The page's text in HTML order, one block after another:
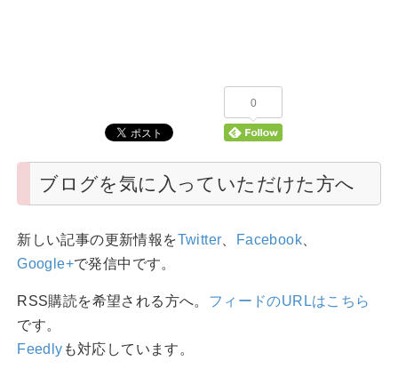
0
ブログを気に入っていただけた方へ
新しい記事の更新情報をTwitter Facebook
Google+で発信中です。
RSS購読を希望される方へ。 フィードのURLはこちら
です。
Feedly も対応しています。